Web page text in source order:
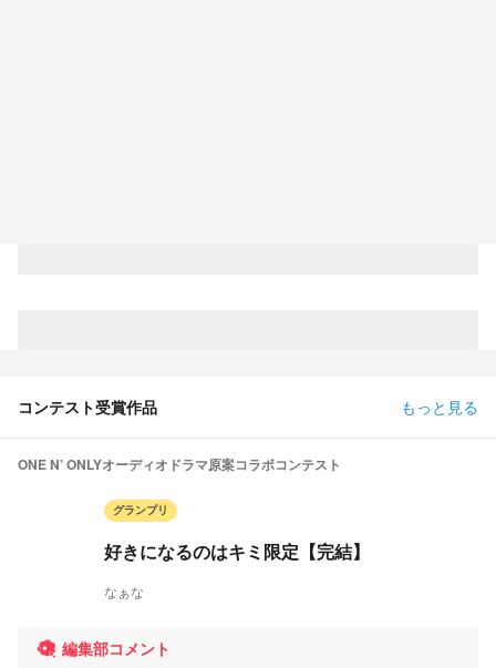
コンテスト受賞作品 もっと見る
ONE N’ ONLYオーディオドラマ原案コラボコンテスト
グランプリ
好きになるのはキミ限定【完結】
なぁな
編集部コメント